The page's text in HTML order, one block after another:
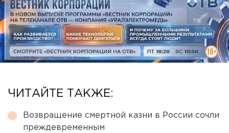
ЧИТАЙТЕ ТАКЖЕ:
Возвращение смертной казни в России сочли
преждевременным